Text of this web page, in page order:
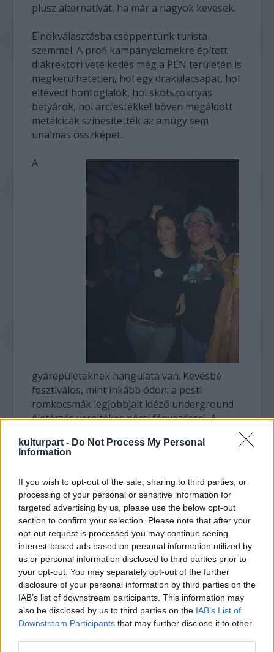
kulturpart - Do Not Process My Personal
Information
If you wish to opt-out of the sale, sharing to third parties, or
processing of your personal or sensitive information for
targeted advertising by us, please use the below opt-out
section to confirm your selection. Please note that after your
opt-out request is processed you may continue seeing
interest-based ads based on personal information utilized by
us or personal information disclosed to third parties prior to
your opt-out. You may separately opt-out of the further
disclosure of your personal information by third parties on the
IAB’s list of downstream participants. This information may
also be disclosed by us to third parties on the IAB’s List of
Downstream Participants that may further disclose it to other
plusz alternatívát, ha már a nagyok kevesek.
Elnökválasztásba csöppentünk turista
szemmel. A profi kampányelemekre épített
diákrektori vetélkedés még a PEN területén is
megkerülhetetlen, hol egy drakulacsapat, hol
eltévedt honfoglalók, hol skótszoknyás
betyárok, hol arcfestékkel bőven megáldott
metálcicák színesítették az amúgy sem
unalmas összképet.
A
gyárépületeknek hangulata van. Kevésbé
fesztiválos, mint inkább ódon: a pesti
romkocsmák legjobbjait idéző underground
életérzés verejtékes pécsi fényezéssel. A
pontosan kezdődnek és fejezik be azokat –
Így aztán este fél nyolc előtt ott fű sem
terem, vagy ha igen, fenntartják a jogot a
drogkereső kutyás vizsgálatra… de a jog,
mint a karakteres ízű pécsi sör, nyomtalanul
tűnik el a szervezetben.
Aztán hogy 21 óra magasságában a
foggyilkosVad Fruttikkezdte először
tömegesen becsalogatni a sátorba a
közönséget, vagy az eső kergette be őket?
Megválaszolatlan kérdés, viszont a két
koncert közti tetemes átállások folyamatosan